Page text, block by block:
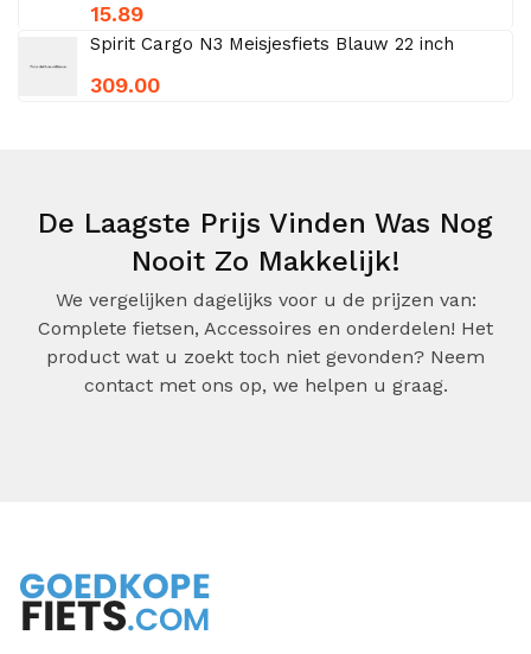
15.89
Spirit Cargo N3 Meisjesfiets Blauw 22 inch
309.00
De Laagste Prijs Vinden Was Nog
Nooit Zo Makkelijk!
We vergelijken dagelijks voor u de prijzen van:
Complete fietsen, Accessoires en onderdelen! Het
product wat u zoekt toch niet gevonden? Neem
contact met ons op, we helpen u graag.